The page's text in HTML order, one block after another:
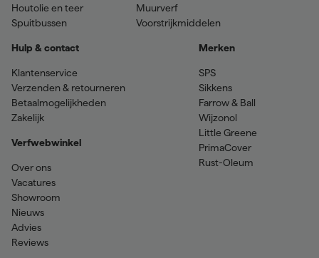
Houtolie en teer
Spuitbussen
Muurverf
Voorstrijkmiddelen
Hulp & contact
Klantenservice
Verzenden & retourneren
Betaalmogelijkheden
Zakelijk
Verfwebwinkel
Over ons
Vacatures
Showroom
Nieuws
Advies
Reviews
Merken
SPS
Sikkens
Farrow & Ball
Wijzonol
Little Greene
PrimaCover
Rust-Oleum